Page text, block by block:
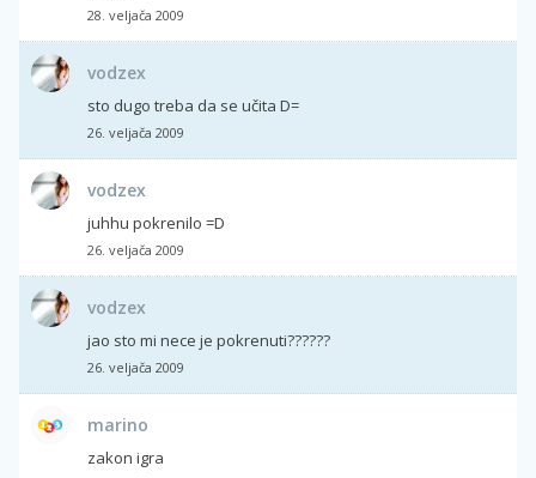
28. veljača 2009
vodzex
sto dugo treba da se učita D=
26. veljača 2009
vodzex
juhhu pokrenilo =D
26. veljača 2009
vodzex
jao sto mi nece je pokrenuti??????
26. veljača 2009
marino
zakon igra